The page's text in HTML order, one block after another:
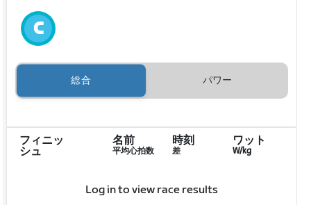
総合 パワー
フィニッ
シュ
名前
平均心拍数
時刻
差
ワット
W/kg
Log in to view race results